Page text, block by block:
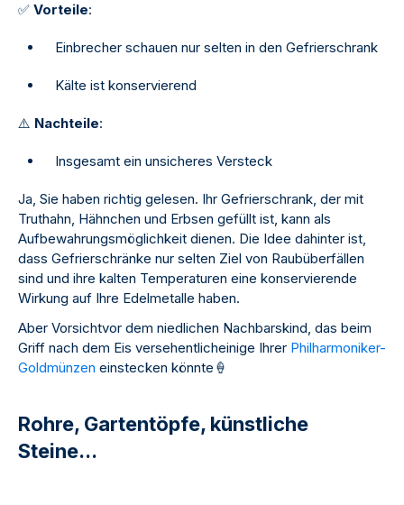
✅ Vorteile:
Einbrecher schauen nur selten in den Gefrierschrank
Kälte ist konservierend
⚠ Nachteile:
Insgesamt ein unsicheres Versteck
Ja, Sie haben richtig gelesen. Ihr Gefrierschrank, der mit
Truthahn, Hähnchen und Erbsen gefüllt ist, kann als
Aufbewahrungsmöglichkeit dienen. Die Idee dahinter ist,
dass Gefrierschränke nur selten Ziel von Raubüberfällen
sind und ihre kalten Temperaturen eine konservierende
Wirkung auf Ihre Edelmetalle haben.
Aber Vorsichtvor dem niedlichen Nachbarskind, das beim
Griff nach dem Eis versehentlicheinige Ihrer Philharmoniker-
Goldmünzen einstecken könnte 🍦
Rohre, Gartentöpfe, künstliche
Steine...